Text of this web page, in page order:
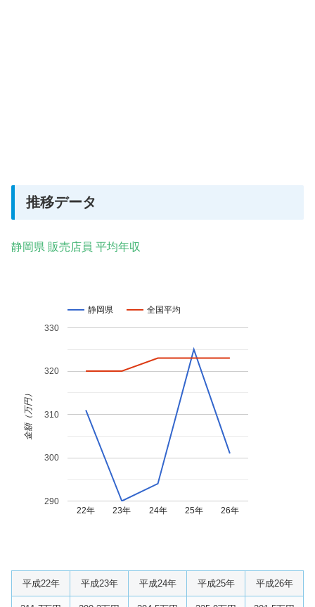
推移データ
静岡県 販売店員 平均年収
静岡県 全国平均
22年 23年 24年 25年 26年
290
300
310
320
330
金額（万円）
平成22年 平成23年 平成24年 平成25年 平成26年